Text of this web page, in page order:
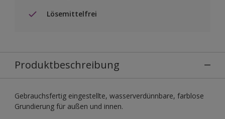
Lösemittelfrei
Produktbeschreibung
Gebrauchsfertig eingestellte, wasserverdünnbare, farblose
Grundierung für außen und innen.